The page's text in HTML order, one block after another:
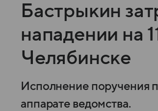
Бастрыкин
нападении на
Челябинске
Исполнение поручения
аппарате ведомства.